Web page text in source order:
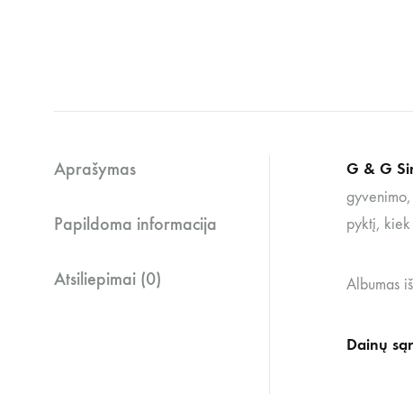
Aprašymas
Papildoma informacija
Atsiliepimai (0)
G & G
pyktį,
Albumas
Dainų